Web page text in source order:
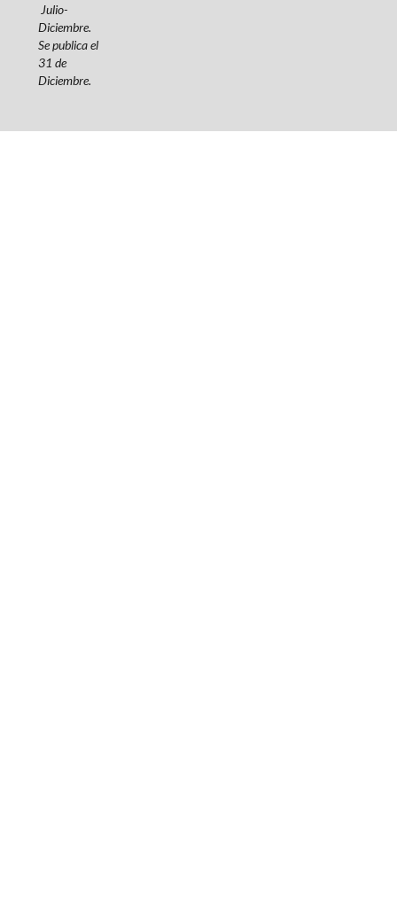
Julio-
Diciembre.
Se publica el
31 de
Diciembre.